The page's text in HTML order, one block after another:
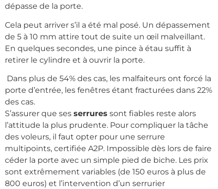
dépasse de la porte.
Cela peut arriver s’il a été mal posé. Un dépassement
de 5 à 10 mm attire tout de suite un œil malveillant.
En quelques secondes, une pince à étau suffit à
retirer le cylindre et à ouvrir la porte.
Dans plus de 54% des cas, les malfaiteurs ont forcé la
porte d’entrée, les fenêtres étant fracturées dans 22%
des cas.
S’assurer que ses serrures sont fiables reste alors
l’attitude la plus prudente. Pour compliquer la tâche
des voleurs, il faut opter pour une serrure
multipoints, certifiée A2P. Impossible dès lors de faire
céder la porte avec un simple pied de biche. Les prix
sont extrêmement variables (de 150 euros à plus de
800 euros) et l’intervention d’un serrurier